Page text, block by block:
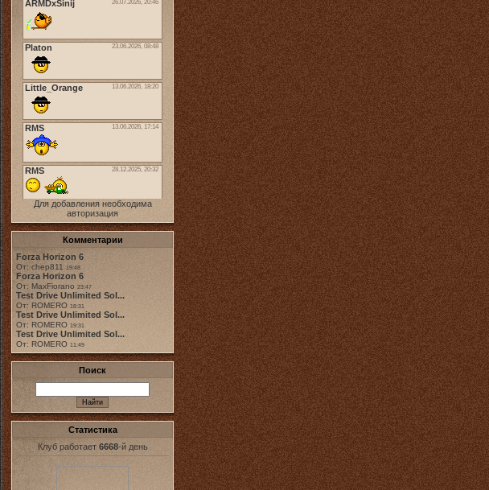
Для добавления необходима
авторизация
Комментарии
Forza Horizon 6
От: chep811 19:48
Forza Horizon 6
От: MaxFiorano 23:47
Test Drive Unlimited Sol...
От: ROMERO 18:31
Test Drive Unlimited Sol...
От: ROMERO 19:31
Test Drive Unlimited Sol...
От: ROMERO 11:49
Поиск
Статистика
Клуб работает 6668-й день